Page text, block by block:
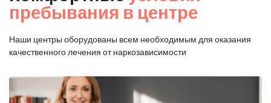
пребывания в центре
Наши центры оборудованы всем необходимым для оказания
качественного лечения от наркозависимости